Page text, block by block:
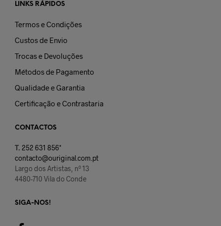
LINKS RÁPIDOS
Termos e Condições
Custos de Envio
Trocas e Devoluções
Métodos de Pagamento
Qualidade e Garantia
Certificação e Contrastaria
CONTACTOS
T. 252 631 856*
contacto@ouriginal.com.pt
Largo dos Artistas, nº 13
4480-710 Vila do Conde
SIGA-NOS!